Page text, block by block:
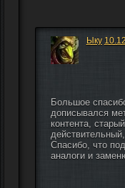
Ыку
Большое
дописывался
контента,
Спасибо, что
аналоги и